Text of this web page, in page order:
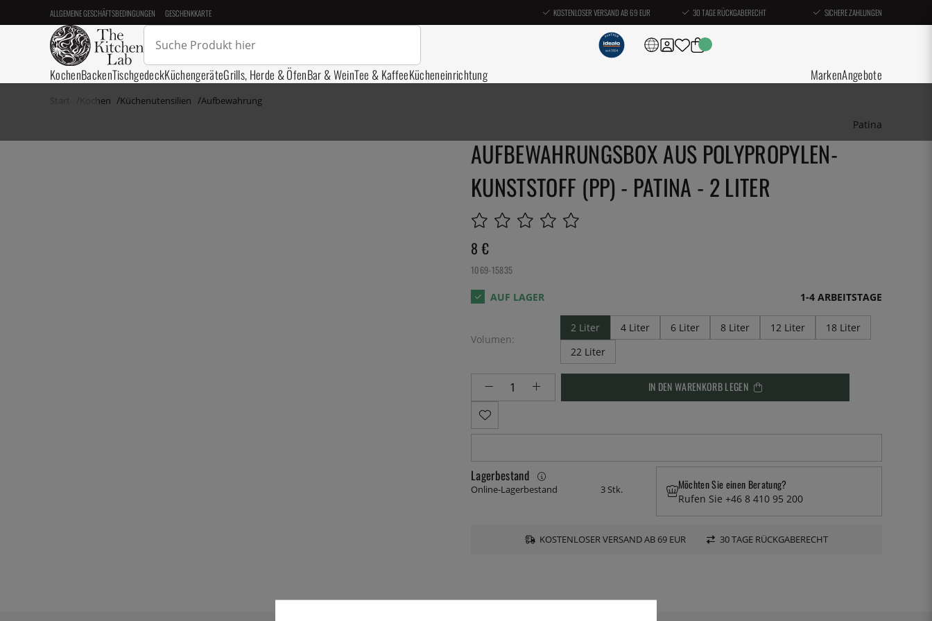
ALLGEMEINE GESCHÄFTSBEDINGUNGEN GESCHENKKARTE KOSTENLOSER VERSAND AB 69 EUR 30 TAGE RÜCKGABERECHT SICHERE ZAHLUNGEN
KochenBackenTischgedeckKüchengeräteGrills, Herde & ÖfenBar & WeinTee & KaffeeKücheneinrichtung MarkenAngebote
Start Kochen Küchenutensilien Aufbewahrung
Patina
AUFBEWAHRUNGSBOX AUS POLYPROPYLEN-
KUNSTSTOFF (PP) - PATINA - 2 LITER
8 €
1069-15835
1-4 ARBEITSTAGE
Volumen:
2 Liter 4 Liter 6 Liter 8 Liter 12 Liter
18 Liter
22 Liter
IN DEN WARENKORB LEGEN
Lagerbestand
Online-Lagerbestand 3 Stk. Möchten Sie einen Beratung?
Rufen Sie +46 8 410 95 200
KOSTENLOSER VERSAND AB 69 EUR 30 TAGE RÜCKGABERECHT